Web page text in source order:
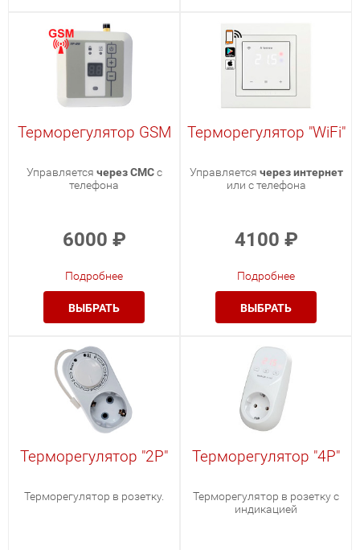
Терморегулятор GSM
Управляется через СМСс
телефона
6000 ₽
Подробнее
ВЫБРАТЬ
Терморегулятор "WiFi"
Управляется через интернет
или с телефона
4100 ₽
Подробнее
ВЫБРАТЬ
Терморегулятор "2Р"
Терморегулятор в розетку.
Терморегулятор "4Р"
Терморегулятор в розетку с
индикацией